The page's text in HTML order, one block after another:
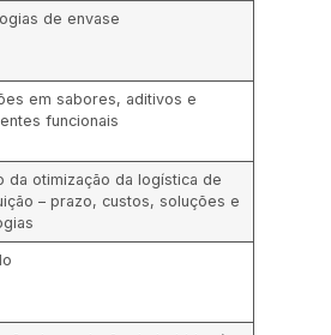
de envase
em sabores, aditivos e
funcionais
da otimização da logística de
– prazo, custos, soluções e